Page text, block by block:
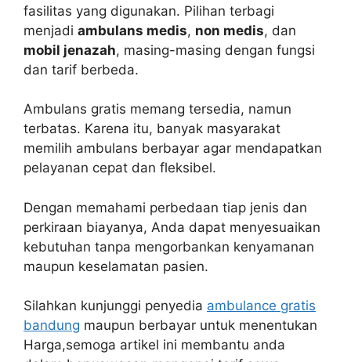
fasilitas yang digunakan. Pilihan terbagi
menjadi ambulans medis, non medis, dan
mobil jenazah, masing-masing dengan fungsi
dan tarif berbeda.
Ambulans gratis memang tersedia, namun
terbatas. Karena itu, banyak masyarakat
memilih ambulans berbayar agar mendapatkan
pelayanan cepat dan fleksibel.
Dengan memahami perbedaan tiap jenis dan
perkiraan biayanya, Anda dapat menyesuaikan
kebutuhan tanpa mengorbankan kenyamanan
maupun keselamatan pasien.
Silahkan kunjunggi penyedia ambulance gratis
bandung maupun berbayar untuk menentukan
Harga,semoga artikel ini membantu anda